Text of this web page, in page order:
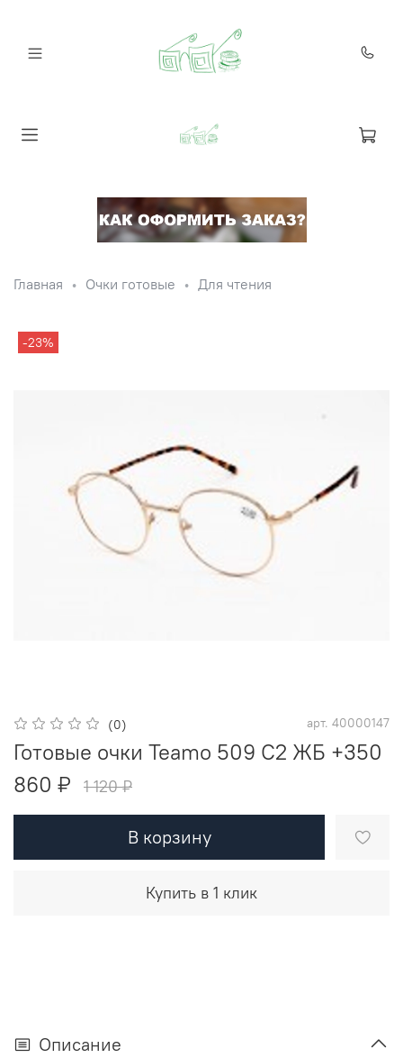
Главная Очки готовые Для чтения
-23%
(0) арт. 40000147
Готовые очки Teamo 509 С2 ЖБ +350
860 ₽
1 120 ₽
В корзину
Купить в 1 клик
Описание